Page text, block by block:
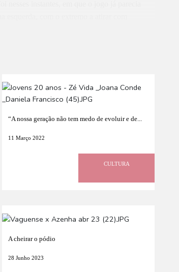
“A nossa geração não tem medo de evoluir e de...
11 Março 2022
CULTURA
A cheirar o pódio
28 Junho 2023